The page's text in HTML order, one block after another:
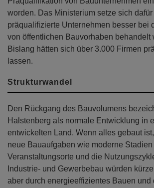
worden. Das Ministerium setze sich
präqualifizierte Unternehmen besser bei
von öffentlichen Bauvorhaben behandelt
Bislang hätten sich über 3.000 Firmen
lassen.
Strukturwandel
Den Rückgang des Bauvolumens
Halstenberg als normale Entwicklung in
entwickelten Land. Wenn alles gebaut
neue Bauaufgaben wie moderne Stadien
Veranstaltungsorte und die
Industrie- und Gewerbebau würden
aber durch energieeffizientes Bauen und